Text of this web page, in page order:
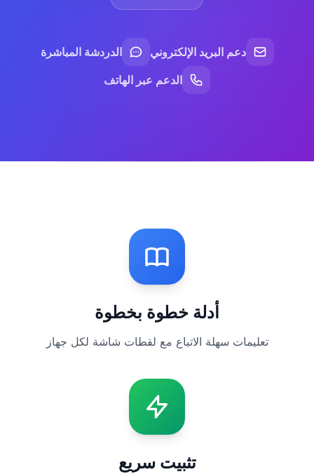
دعم البريد الإلكتروني
الدردشة المباشرة
الدعم عبر الهاتف
أدلة خطوة بخطوة
تعليمات سهلة الاتباع مع لقطات شاشة لكل جهاز
تثبيت سريع